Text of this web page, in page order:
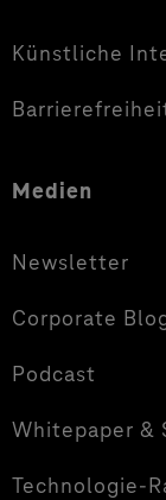
Künstliche
Medien
Newsletter
Corporate
Podcast
Whitepaper &
Technologie-